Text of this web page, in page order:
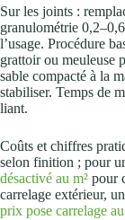
Sur les joints :
granulométrie
l’usage. Procédure
grattoir ou meuleuse
sable compacté à la
stabiliser. Temps de
liant.
Coûts et chiffres
selon finition ; pour
désactivé au m² pour
carrelage extérieur,
prix pose carrelage